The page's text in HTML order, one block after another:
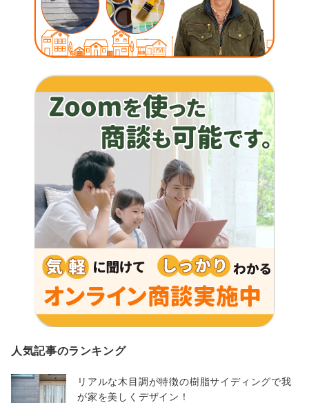
人気記事のランキング
リアルな木目調が特徴の樹脂サイディングで我
が家を美しくデザイン！